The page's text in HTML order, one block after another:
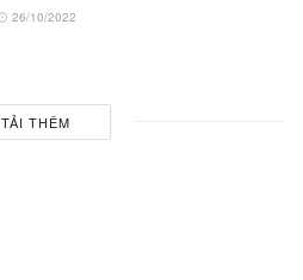
26/10/2022
TẢI THÊM